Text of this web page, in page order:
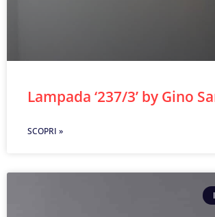
Lampada ‘237/3’ by Gino
SCOPRI »